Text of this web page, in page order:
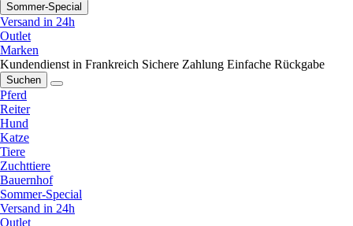
Sommer-Special
Versand in 24h
Outlet
Marken
Kundendienst in Frankreich Sichere Zahlung Einfache Rückgabe
Suchen
Pferd
Reiter
Hund
Katze
Tiere
Zuchttiere
Bauernhof
Sommer-Special
Versand in 24h
Outlet